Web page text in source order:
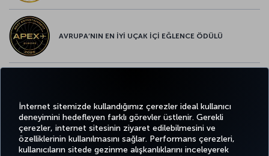
İnternet sitemizde kullandığımız çerezler ideal kullanıcı
deneyimini hedefleyen farklı görevler üstlenir. Gerekli
çerezler, internet sitesinin ziyaret edilebilmesini ve
özelliklerinin kullanılmasını sağlar. Performans çerezleri,
kullanıcıların sitede gezinme alışkanlıklarını inceleyerek
AVRUPA’NIN EN İYİ UÇAK İÇİ EĞLENCE ÖDÜLÜ
TwitterFacebook
Instagram
YoutubeLinkedIn
TiktokBlogPinterest